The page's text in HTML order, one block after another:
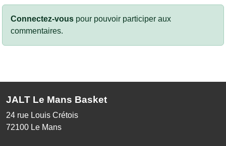
Connectez-vous pour pouvoir participer aux
commentaires.
JALT Le Mans Basket
24 rue Louis Crétois
72100 Le Mans